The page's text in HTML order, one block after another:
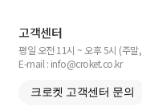
고객센터
평일 오전 11시 ~ 오후 5시 (주말
E-mail : info@croket.co.kr
크로켓 고객센터 문의